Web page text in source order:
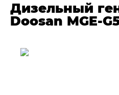
Дизельный
Doosan MGE-